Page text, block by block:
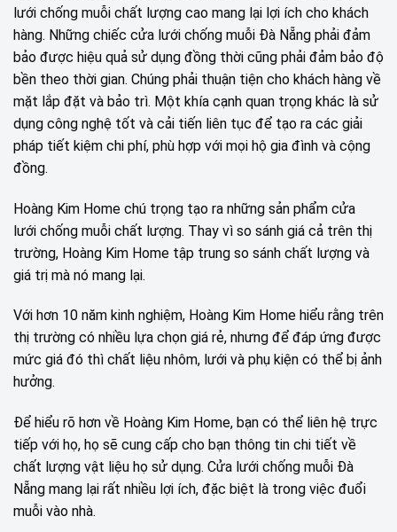
lưới chống muỗi chất lượng cao mang lại lợi ích cho khách
hàng. Những chiếc cửa lưới chống muỗi Đà Nẵng phải đảm
bảo được hiệu quả sử dụng đồng thời cũng phải đảm bảo độ
bền theo thời gian. Chúng phải thuận tiện cho khách hàng về
mặt lắp đặt và bảo trì. Một khía cạnh quan trọng khác là sử
dụng công nghệ tốt và cải tiến liên tục để tạo ra các giải
pháp tiết kiệm chi phí, phù hợp với mọi hộ gia đình và cộng
đồng.
Hoàng Kim Home chú trọng tạo ra những sản phẩm cửa
lưới chống muỗi chất lượng. Thay vì so sánh giá cả trên thị
trường, Hoàng Kim Home tập trung so sánh chất lượng và
giá trị mà nó mang lại.
Với hơn 10 năm kinh nghiệm, Hoàng Kim Home hiểu rằng trên
thị trường có nhiều lựa chọn giá rẻ, nhưng để đáp ứng được
mức giá đó thì chất liệu nhôm, lưới và phụ kiện có thể bị ảnh
hưởng.
Để hiểu rõ hơn về Hoàng Kim Home, bạn có thể liên hệ trực
tiếp với họ, họ sẽ cung cấp cho bạn thông tin chi tiết về
chất lượng vật liệu họ sử dụng. Cửa lưới chống muỗi Đà
Nẵng mang lại rất nhiều lợi ích, đặc biệt là trong việc đuổi
muỗi vào nhà.